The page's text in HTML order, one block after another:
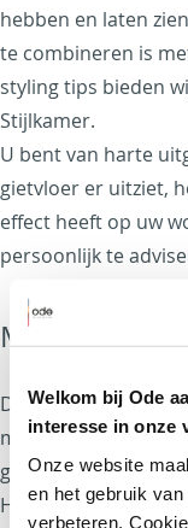
Welkom bij Ode
interesse in onze
Onze website
en het gebruik
verbeteren.
hebben en laten
te combineren is
styling tips bieden
Stijlkamer.
U bent van harte
gietvloer er uitziet,
effect heeft op uw
persoonlijk te
Maak een
De Stijlkamer van
maandag tot en met
gevestigd in het
Hendrik-Ido-